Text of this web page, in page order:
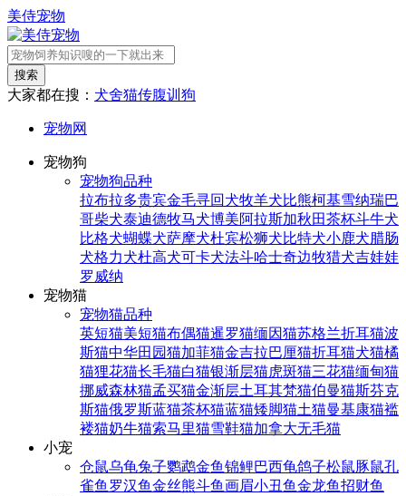
美侍宠物
搜索
大家都在搜： 犬舍猫传腹训狗
宠物网
宠物狗
宠物狗品种
拉布拉多贵宾金毛寻回犬牧羊犬比熊柯基雪纳瑞巴
哥柴犬泰迪德牧马犬博美阿拉斯加秋田茶杯斗牛犬
比格犬蝴蝶犬萨摩犬杜宾松狮犬比特犬小鹿犬腊肠
犬格力犬杜高犬可卡犬法斗哈士奇边牧猎犬吉娃娃
罗威纳
宠物猫
宠物猫品种
英短猫美短猫布偶猫暹罗猫缅因猫苏格兰折耳猫波
斯猫中华田园猫加菲猫金吉拉巴厘猫折耳猫犬猫橘
猫狸花猫长毛猫白猫银渐层猫虎斑猫三花猫缅甸猫
挪威森林猫孟买猫金渐层土耳其梵猫伯曼猫斯芬克
斯猫俄罗斯蓝猫茶杯猫蓝猫矮脚猫土猫曼基康猫褴
褛猫奶牛猫索马里猫雪鞋猫加拿大无毛猫
小宠
仓鼠乌龟兔子鹦鹉金鱼锦鲤巴西龟鸽子松鼠豚鼠孔
雀鱼 罗汉鱼金丝熊斗鱼画眉小丑鱼金龙鱼招财鱼